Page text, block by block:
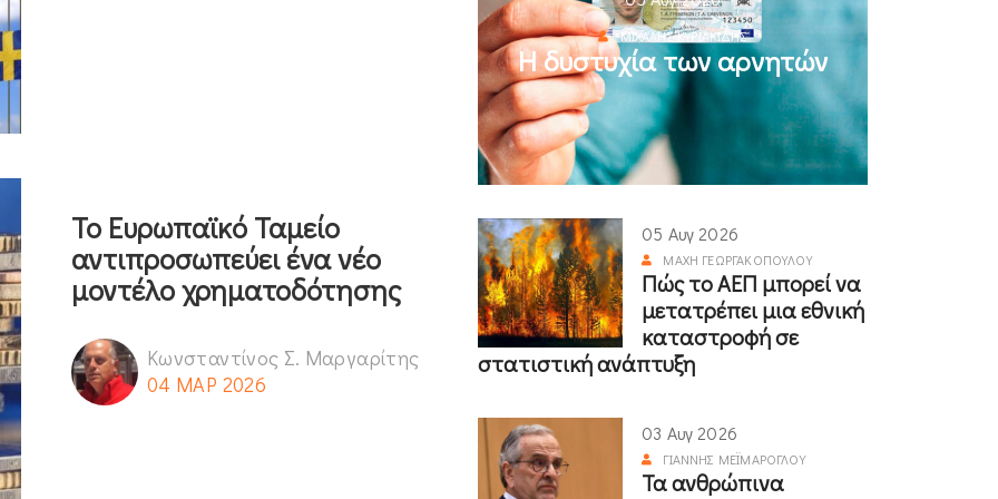
Το Ευρωπαϊκό Ταμείο
αντιπροσωπεύει ένα νέο
μοντέλο χρηματοδότησης
Κωνσταντίνος Σ. Μαργαρίτης
04 ΜΑΡ 2026
ΜΙΧΆΛΗΣ ΚΥΡΙΑΚΊΔΗΣ
Η δυστυχία των αρνητών
05 Αυγ 2026
ΜΆΧΗ ΓΕΩΡΓΑΚΟΠΟΎΛΟΥ
Πώς το ΑΕΠ μπορεί να
μετατρέπει μια εθνική
καταστροφή σε
στατιστική ανάπτυξη
03 Αυγ 2026
ΓΙΆΝΝΗΣ ΜΕΪΜΆΡΟΓΛΟΥ
Τα ανθρώπινα